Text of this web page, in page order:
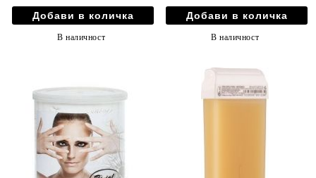
В наличност В наличност